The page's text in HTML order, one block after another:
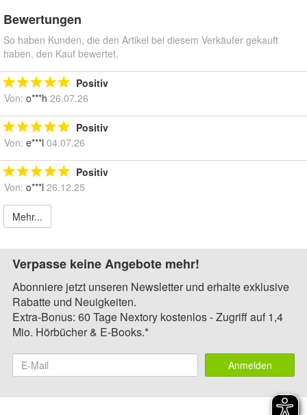
Bewertungen
So haben Kunden, die den Artikel bei diesem Verkäufer gekauft
haben, den Kauf bewertet.
Positiv
Von: o***h 26.07.26
Positiv
Von: e***l 04.07.26
Positiv
Von: o***l 26.12.25
Mehr...
Verpasse keine Angebote mehr!
Abonniere jetzt unseren Newsletter und erhalte exklusive
Rabatte und Neuigkeiten.
Extra-Bonus: 60 Tage Nextory kostenlos - Zugriff auf 1,4
Mio. Hörbücher & E-Books.*
Anmelden